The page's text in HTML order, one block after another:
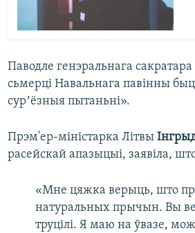
Паводле генэральнага
сьмерці Навальнага павінны
сурʼёзныя пытаньні».
Прэм'ер-міністарка Літвы
расейскай апазыцыі, заявіла,
«Мне цяжка верыць, што
натуральных прычын. Вы
труцілі. Я маю на ўвазе,